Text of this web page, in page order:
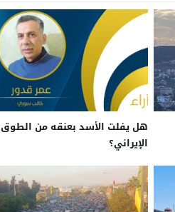
هل يفلت الأسد بعنقه من الطوق
الإيراني؟